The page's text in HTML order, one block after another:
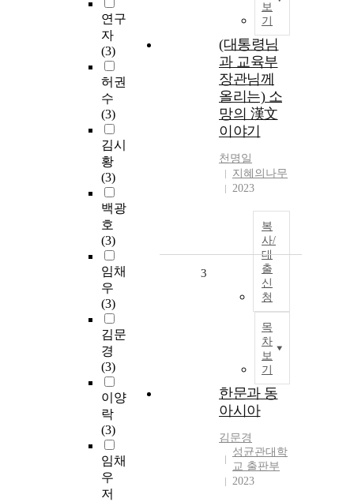
연구
자
(3)
허권
수
(3)
김시
황
(3)
백광
호
(3)
임채
우
(3)
김문
경
(3)
이양
락
(3)
임채
우
저
보
기
(대통령님
과 교육부
장관님께
올리는) 소
망의 漢文
이야기
천명일
지혜의나무
2023
복
사/
대
출
신
청
목
차
보
기
3
한문과 동
아시아
김문경
성균관대학
교 출판부
2023